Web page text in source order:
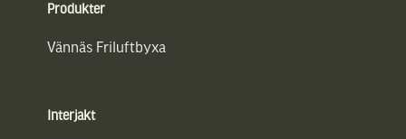
Produkter
Vännäs Friluftbyxa
Interjakt